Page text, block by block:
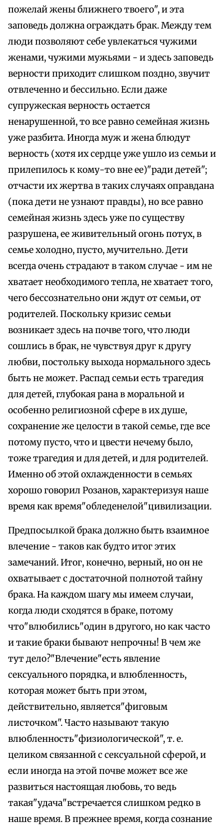
пожелай жены ближнего твоего", и эта
заповедь должна ограждать брак. Между тем
люди позволяют себе увлекаться чужими
женами, чужими мужьями - и здесь заповедь
верности приходит слишком поздно, звучит
отвлеченно и бессильно. Если даже
супружеская верность остается
ненарушенной, то все равно семейная жизнь
уже разбита. Иногда муж и жена блюдут
верность (хотя их сердце уже ушло из семьи и
прилепилось к кому-то вне ее)"ради детей";
отчасти их жертва в таких случаях оправдана
(пока дети не узнают правды), но все равно
семейная жизнь здесь уже по существу
разрушена, ее живительный огонь потух, в
семье холодно, пусто, мучительно. Дети
всегда очень страдают в таком случае - им не
хватает необходимого тепла, не хватает того,
чего бессознательно они ждут от семьи, от
родителей. Поскольку кризис семьи
возникает здесь на почве того, что люди
сошлись в брак, не чувствуя друг к другу
любви, постольку выхода нормального здесь
быть не может. Распад семьи есть трагедия
для детей, глубокая рана в моральной и
особенно религиозной сфере в их душе,
сохранение же целости в такой семье, где все
потому пусто, что и цвести нечему было,
тоже трагедия и для детей, и для родителей.
Именно об этой охлажденности в семьях
хорошо говорил Розанов, характеризуя наше
время как время"обледенелой"цивилизации.
Предпосылкой брака должно быть взаимное
влечение - таков как будто итог этих
замечаний. Итог, конечно, верный, но он не
охватывает с достаточной полнотой тайну
брака. На каждом шагу мы имеем случаи,
когда люди сходятся в браке, потому
что"влюбились"один в другого, но как часто
и такие браки бывают непрочны! В чем же
тут дело?"Влечение"есть явление
сексуального порядка, и влюбленность,
которая может быть при этом,
действительно, является"фиговым
листочком". Часто называют такую
влюбленность"физиологической", т. е.
целиком связанной с сексуальной сферой, и
если иногда на этой почве может все же
развиться настоящая любовь, то ведь
такая"удача"встречается слишком редко в
наше время. В прежнее время, когда сознание